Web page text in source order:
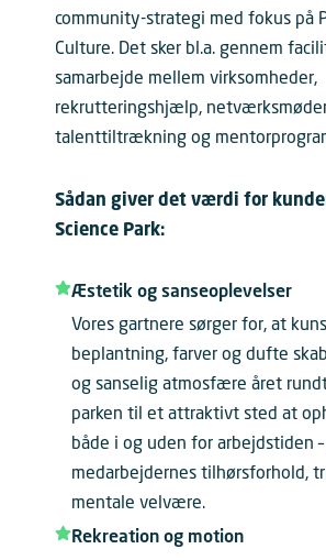
community-strategi med fokus på
Culture. Det sker bl.a. gennem
samarbejde mellem virksomheder,
rekrutteringshjælp,
talenttiltrækning og
Sådan giver det værdi for
Science Park:
Æstetik og sanseoplevelser
Vores gartnere sørger for, at
beplantning, farver og dufte
og sanselig atmosfære året
parken til et attraktivt sted at
både i og uden for arbejdstiden
medarbejdernes tilhørsforhold,
mentale velvære.
Rekreation og motion